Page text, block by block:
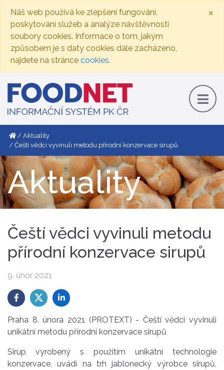
Náš web používá ke zlepšení fungování,
poskytování služeb a analýze návštěvnosti
soubory cookies. Informace o tom, jakým
způsobem je s daty cookies dále zacházeno,
najdete na stránce cookies.
×
Aktuality
Čeští vědci vyvinuli metodu přírodní konzervace sirupů
Aktuality
Čeští vědci vyvinuli metodu
přírodní konzervace sirupů
9. únor 2021
Praha 8. února 2021 (PROTEXT) - Čeští vědci vyvinuli
unikátní metodu přírodní konzervace sirupů
Sirup vyrobený s použitím unikátní technologie
konzervace, uvádí na trh jablonecký výrobce sirupů,